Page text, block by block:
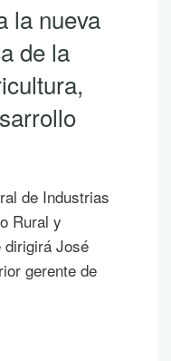
para
de
prometedores en
y planificar
al mar, bajo la
contemplas